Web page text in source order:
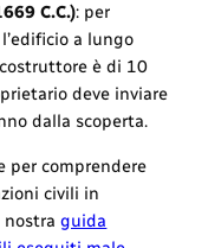
C.C.): per
a lungo
è di 10
deve inviare
dalla scoperta.
per comprendere
civili in
nostraguida